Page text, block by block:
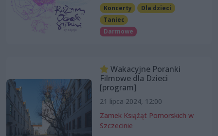
Koncerty
Dla dzieci
Taniec
Darmowe
Wakacyjne Poranki
Filmowe dla Dzieci
[program]
21 lipca 2024, 12:00
Zamek Książąt Pomorskich w
Szczecinie